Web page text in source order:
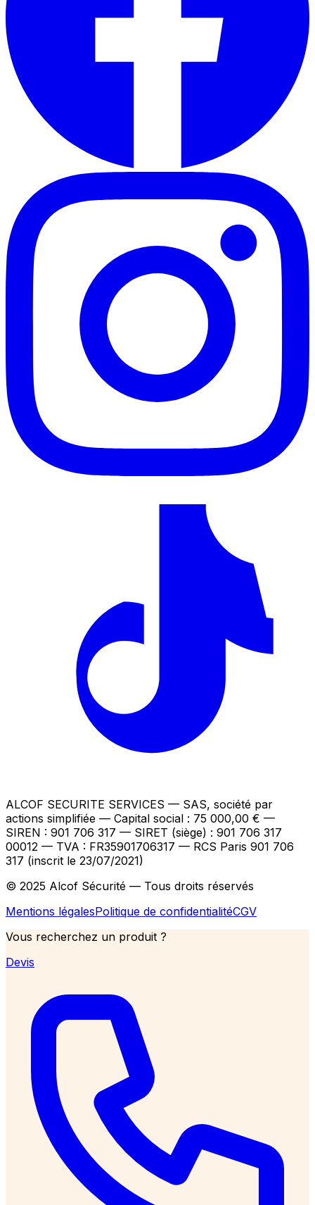
ALCOF SECURITE SERVICES — SAS, société par
actions simplifiée — Capital social : 75 000,00 € —
SIREN : 901 706 317 — SIRET (siège) : 901 706 317
00012 — TVA : FR35901706317 — RCS Paris 901 706
317 (inscrit le 23/07/2021)
© 2025 Alcof Sécurité — Tous droits réservés
Mentions légalesPolitique de confidentialitéCGV
Vous recherchez un produit ?
Devis